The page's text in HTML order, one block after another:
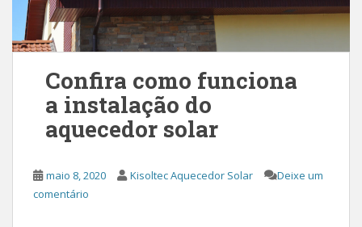
Confira como funciona
a instalação do
aquecedor solar
maio 8, 2020 Kisoltec Aquecedor Solar
Deixe um
comentário